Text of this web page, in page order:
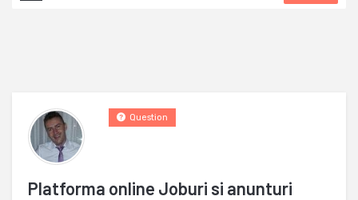
Platforma online Joburi si anunturi
Question